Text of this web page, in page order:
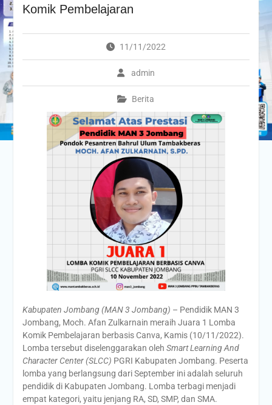
Komik Pembelajaran
11/11/2022
admin
Berita
Kabupaten Jombang (MAN 3 Jombang) – Pendidik MAN 3
Jombang, Moch. Afan Zulkarnain meraih Juara 1 Lomba
Komik Pembelajaran berbasis Canva, Kamis (10/11/2022).
Lomba tersebut diselenggarakan oleh Smart Learning And
Character Center (SLCC) PGRI Kabupaten Jombang. Peserta
lomba yang berlangsung dari September ini adalah seluruh
pendidik di Kabupaten Jombang. Lomba terbagi menjadi
empat kategori, yaitu jenjang RA, SD, SMP, dan SMA.